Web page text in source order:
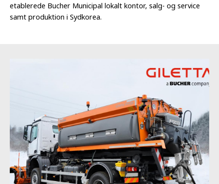
etablerede Bucher Municipal lokalt kontor, salg- og service
samt produktion i Sydkorea.